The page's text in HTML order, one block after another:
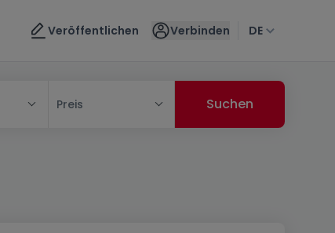
Veröffentlichen Verbinden DE
Preis